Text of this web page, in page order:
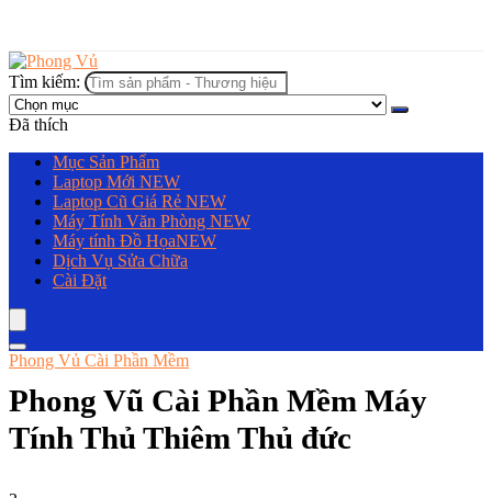
Tìm kiếm:
Đã thích
Mục Sản Phẩm
Laptop Mới NEW
Laptop Cũ Giá Rẻ NEW
Máy Tính Văn Phòng NEW
Máy tính Đồ HọaNEW
Dịch Vụ Sửa Chữa
Cài Đặt
Phong Vủ Cài Phần Mềm
Phong Vũ Cài Phần Mềm Máy
Tính Thủ Thiêm Thủ đức